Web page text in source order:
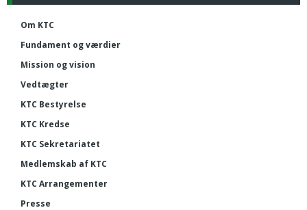
Om KTC
Fundament og værdier
Mission og vision
Vedtægter
KTC Bestyrelse
KTC Kredse
KTC Sekretariatet
Medlemskab af KTC
KTC Arrangementer
Presse